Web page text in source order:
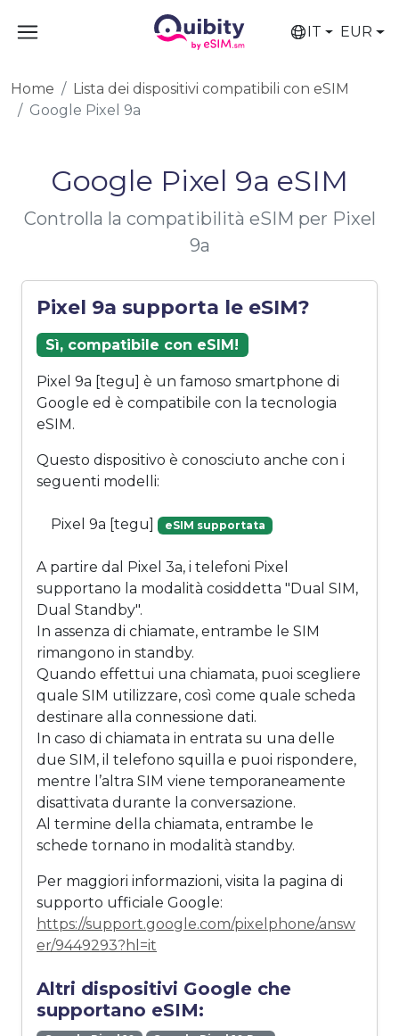
IT EUR
Home
Lista dei dispositivi compatibili con eSIM
Google Pixel 9a
Google Pixel 9a eSIM
Controlla la compatibilità eSIM per Pixel
9a
Pixel 9a supporta le eSIM?
Sì, compatibile con eSIM!
Pixel 9a [tegu] è un famoso smartphone di
Google ed è compatibile con la tecnologia
eSIM.
Questo dispositivo è conosciuto anche con i
seguenti modelli:
Pixel 9a [tegu] eSIM supportata
A partire dal Pixel 3a, i telefoni Pixel
supportano la modalità cosiddetta "Dual SIM,
Dual Standby".
In assenza di chiamate, entrambe le SIM
rimangono in standby.
Quando effettui una chiamata, puoi scegliere
quale SIM utilizzare, così come quale scheda
destinare alla connessione dati.
In caso di chiamata in entrata su una delle
due SIM, il telefono squilla e puoi rispondere,
mentre l’altra SIM viene temporaneamente
disattivata durante la conversazione.
Al termine della chiamata, entrambe le
schede tornano in modalità standby.
Per maggiori informazioni, visita la pagina di
supporto ufficiale Google:
https://support.google.com/pixelphone/answ
er/9449293?hl=it
Altri dispositivi Google che
supportano eSIM: